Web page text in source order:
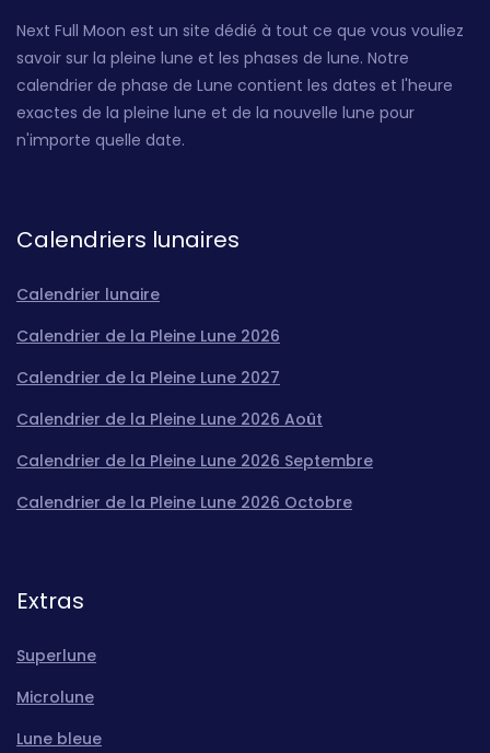
Next Full Moon est un site dédié à tout ce que vous vouliez
savoir sur la pleine lune et les phases de lune. Notre
calendrier de phase de Lune contient les dates et l'heure
exactes de la pleine lune et de la nouvelle lune pour
n'importe quelle date.
Calendriers lunaires
Calendrier lunaire
Calendrier de la Pleine Lune 2026
Calendrier de la Pleine Lune 2027
Calendrier de la Pleine Lune 2026 Août
Calendrier de la Pleine Lune 2026 Septembre
Calendrier de la Pleine Lune 2026 Octobre
Extras
Superlune
Microlune
Lune bleue